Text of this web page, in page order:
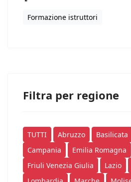
Formazione istruttori
Filtra per regione
TUTTI Abruzzo Basilicata
Campania
Emilia Romagna
Friuli Venezia Giulia
Lazio